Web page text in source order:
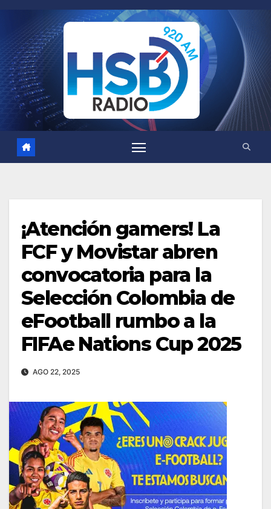
contenido
¡Atención gamers! La
FCF y Movistar abren
convocatoria para la
Selección Colombia de
eFootball rumbo a la
FIFAe Nations Cup 2025
AGO 22, 2025